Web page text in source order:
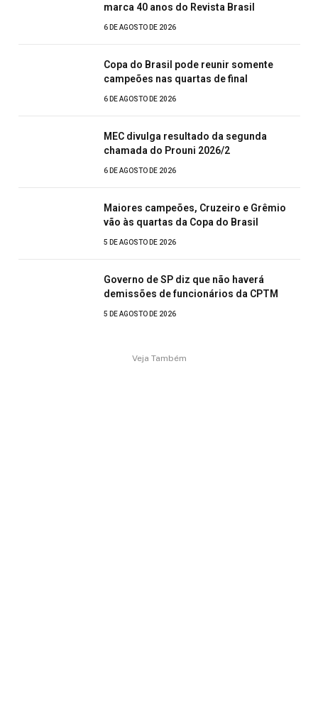
marca 40 anos do Revista Brasil
6 DE AGOSTO DE 2026
Copa do Brasil pode reunir somente
campeões nas quartas de final
6 DE AGOSTO DE 2026
MEC divulga resultado da segunda
chamada do Prouni 2026/2
6 DE AGOSTO DE 2026
Maiores campeões, Cruzeiro e Grêmio
vão às quartas da Copa do Brasil
5 DE AGOSTO DE 2026
Governo de SP diz que não haverá
demissões de funcionários da CPTM
5 DE AGOSTO DE 2026
Veja Também